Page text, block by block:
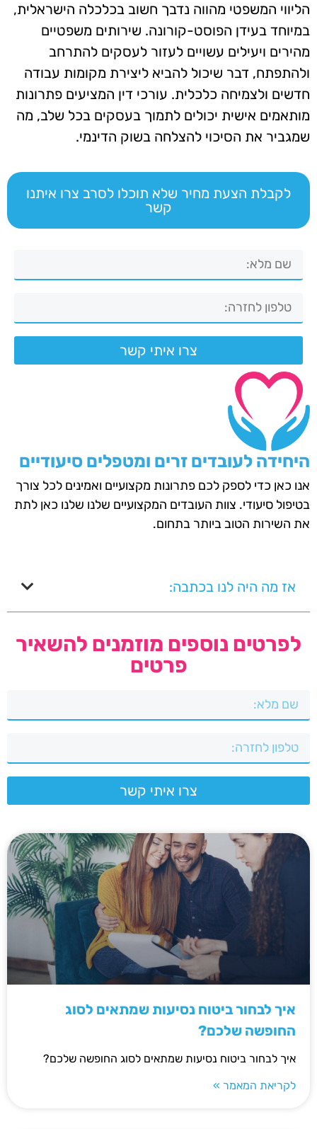
הליווי המשפטי מהווה נדבך חשוב בכלכלה הישראלית,
במיוחד בעידן הפוסט-קורונה. שירותים משפטיים
מהירים ויעילים עשויים לעזור לעסקים להתרחב
ולהתפתח, דבר שיכול להביא ליצירת מקומות עבודה
חדשים ולצמיחה כלכלית. עורכי דין המציעים פתרונות
מותאמים אישית יכולים לתמוך בעסקים בכל שלב, מה
שמגביר את הסיכוי להצלחה בשוק הדינמי.
לקבלת הצעת מחיר שלא תוכלו לסרב צרו איתנו
קשר
צרו איתי קשר
היחידה לעובדים זרים ומטפלים סיעודיים
אנו כאן כדי לספק לכם פתרונות מקצועיים ואמינים לכל צורך
בטיפול סיעודי. צוות העובדים המקצועיים שלנו שלנו כאן לתת
את השירות הטוב ביותר בתחום.
אז מה היה לנו בכתבה:
לפרטים נוספים מוזמנים להשאיר
פרטים
צרו איתי קשר
איך לבחור ביטוח נסיעות שמתאים לסוג
החופשה שלכם?
איך לבחור ביטוח נסיעות שמתאים לסוג החופשה שלכם?
לקריאת המאמר »